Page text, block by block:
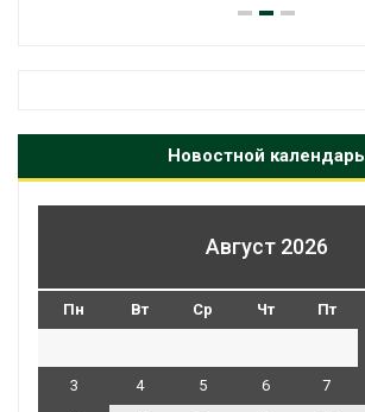
Новостной календарь
Август 2026
Пн Вт Ср Чт Пт
3 4 5 6 7